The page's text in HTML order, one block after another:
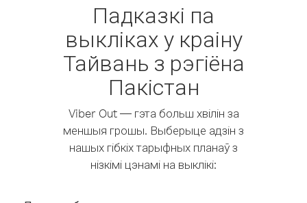
Падказкі па
выкліках у краіну
Тайвань з рэгіёна
Пакістан
Viber Out — гэта больш хвілін за
меншыя грошы. Выберыце адзін з
нашых гібкіх тарыфных планаў з
нізкімі цэнамі на выклікі: